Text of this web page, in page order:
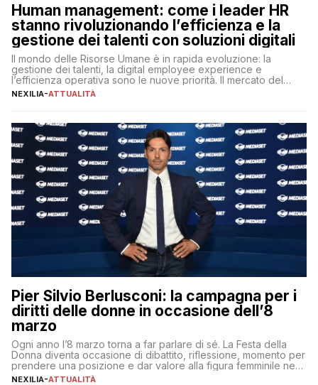
Human management: come i leader HR
stanno rivoluzionando l’efficienza e la
gestione dei talenti con soluzioni digitali
Il mondo delle Risorse Umane è in rapida evoluzione: la
gestione dei talenti, la digital employee experience e
l’efficienza operativa sono le nuove priorità. Il mercato del
lavoro, d’altra parte, è sempre più competitivo con una lotta
NEXILIA-ATTUALITÀ
Pier Silvio Berlusconi: la campagna per i
diritti delle donne in occasione dell’8
marzo
Ogni anno l’8 marzo torna a far parlare di sé. La Festa della
Donna diventa occasione di dibattito, riflessione, momento per
prendere una posizione e dar valore alla figura femminile nella
sua complessità e crucialità. A lanciare un messaggio “forte e
NEXILIA-ATTUALITÀ